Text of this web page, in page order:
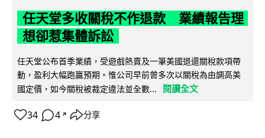
任天堂多收關稅不作退款 業績報告理
想卻惹集體訴訟
任天堂公布首季業績，受遊戲熱賣及一筆美國退還關稅款項帶
動，盈利大幅跑贏預期。惟公司早前曾多次以關稅為由調高美
國定價，如今關稅被裁定違法並全數...
閱讀全文
34 4 ↗ 分享